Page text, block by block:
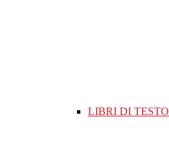
LIBRI DI TESTO